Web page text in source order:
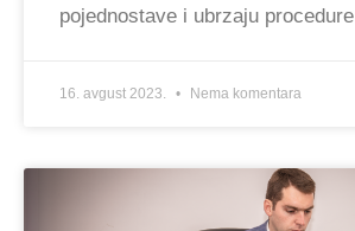
pojednostave i ubrzaju procedure
16. avgust 2023. Nema komentara